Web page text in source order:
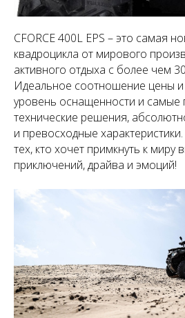
CFORCE 400L EPS – это самая
квадроцикла от мирового
активного отдыха с более чем
Идеальное соотношение цены и
уровень оснащенности и самые
технические решения,
и превосходные
тех, кто хочет примкнуть к миру
приключений, драйва и эмоций!